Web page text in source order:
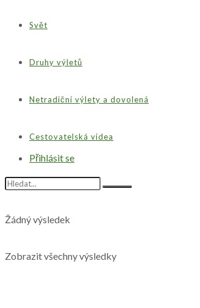
Přihlásit se
Svět
Druhy výletů
Netradiční výlety a dovolená
Cestovatelská videa
Žádný výsledek
Zobrazit všechny výsledky